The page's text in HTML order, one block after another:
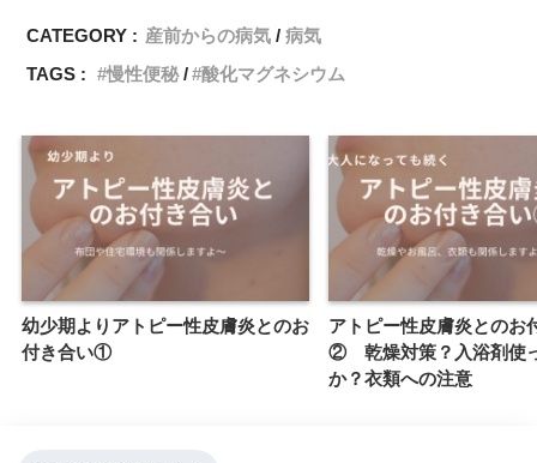
o
k
e
r
i
k
CATEGORY : 産前からの病気
病気
TAGS :
慢性便秘 酸化マグネシウム
幼少期よりアトピー性皮膚炎とのお
付き合い①
アトピー性皮膚炎とのお
② 乾燥対策？入浴剤使
か？衣類への注意